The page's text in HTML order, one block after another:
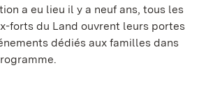
a eu lieu il y a neuf ans, tous les
forts du Land ouvrent leurs portes
dédiés aux familles dans